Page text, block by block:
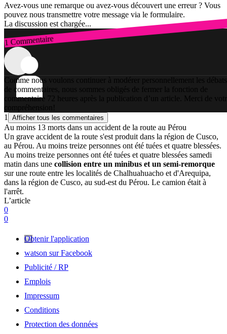
Avez-vous une remarque ou avez-vous découvert une erreur ? Vous
pouvez nous transmettre votre message via le formulaire.
La discussion est chargée...
1 Commentaire
Connexion
Comme nous voulons continuer à modérer personnellement les débats
de commentaires, nous sommes obligés de fermer la fonction de
commentaire 72 heures après la publication d’un article. Merci de
compréhension!
1
Afficher tous les commentaires
Au moins 13 morts dans un accident de la route au Pérou
Un grave accident de la route s'est produit dans la région de Cusco,
au Pérou. Au moins treize personnes ont été tuées et quatre blessées.
Au moins treize personnes ont été tuées et quatre blessées samedi
matin dans une collision entre un minibus et un semi-remorque
sur une route entre les localités de Chalhuahuacho et d'Arequipa,
dans la région de Cusco, au sud-est du Pérou. Le camion était à
l'arrêt.
L’article
0
0
Obtenir l'application
watson sur Facebook
Publicité / RP
Emplois
Impressum
Conditions
Protection des données